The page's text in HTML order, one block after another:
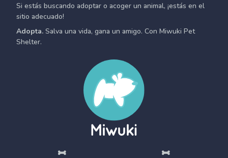
Si estás buscando adoptar o acoger un animal, ¡estás en el
sitio adecuado!
Adopta. Salva una vida, gana un amigo. Con Miwuki Pet
Shelter.